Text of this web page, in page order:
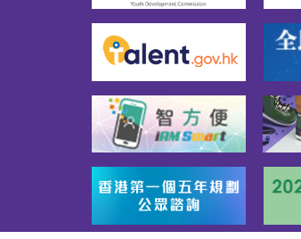
四「網上騙徒多古怪 個人資料
勿亂派」錦囊五「新聞時事多
留意 尋求協助莫遲疑」另外，
初次投身職場的求職者，必須
注意工作安全，避免從事涉及
危險工序的工作（如建築工
程、操作重型機器、處理化學
品和腐蝕性物品、進行高溫處
理等）。工作時應使用由僱主
提供的安全設備和嚴格遵守工
作場所的安全規定。希望「暑